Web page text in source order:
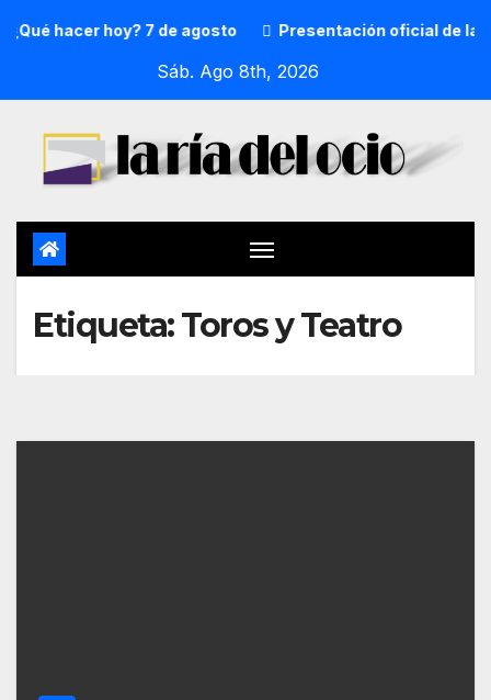
¿Qué hacer hoy? 7 de agosto Presentación oficial de la
Sáb. Ago 8th, 2026
Etiqueta:Toros y Teatro